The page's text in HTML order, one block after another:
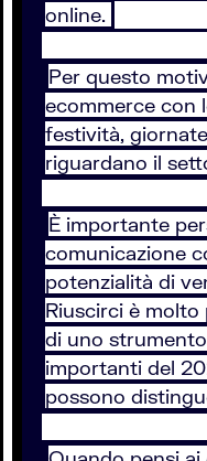
online.
Per questo
ecommerce con
festività,
riguardano il
È importante
comunicazione
potenzialità di
Riuscirci è molto
di uno
importanti del
possono